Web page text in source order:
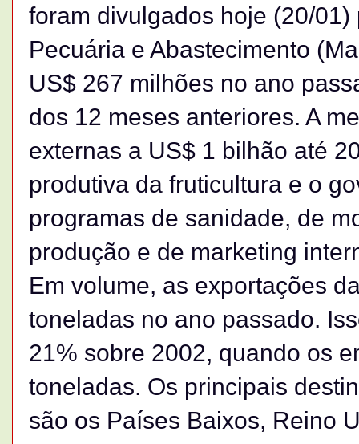
foram divulgados hoje (20/
Pecuária e Abastecimento
US$ 267 milhões no ano
dos 12 meses anteriores. A
externas a US$ 1 bilhão até
produtiva da fruticultura e o
programas de sanidade, de
produção e de marketing
Em volume, as exportações
toneladas no ano passado.
21% sobre 2002, quando os
toneladas. Os principais
são os Países Baixos, Reino